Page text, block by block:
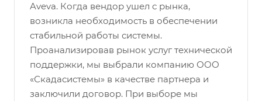
Aveva. Когда вендор ушел с рынка,
возникла необходимость в обеспечении
стабильной работы системы.
Проанализировав рынок услуг технической
поддержки, мы выбрали компанию ООО
«Скадасистемы» в качестве партнера и
заключили договор. При выборе мы